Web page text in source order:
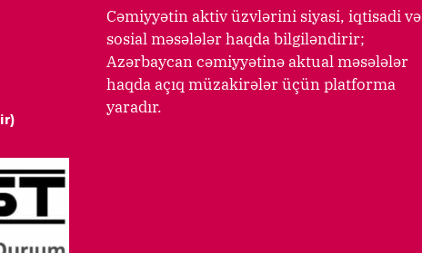
Cəmiyyətin aktiv üzvlərini siyasi, iqtisadi və
sosial məsələlər haqda bilgiləndirir;
Azərbaycan cəmiyyətinə aktual məsələlər
haqda açıq müzakirələr üçün platforma
yaradır.